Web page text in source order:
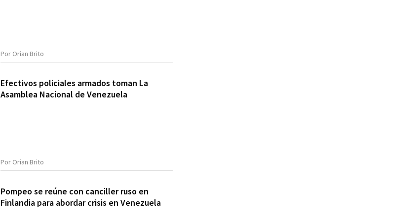
Por Orian Brito
Efectivos policiales armados toman La
Asamblea Nacional de Venezuela
Por Orian Brito
Pompeo se reúne con canciller ruso en
Finlandia para abordar crisis en Venezuela